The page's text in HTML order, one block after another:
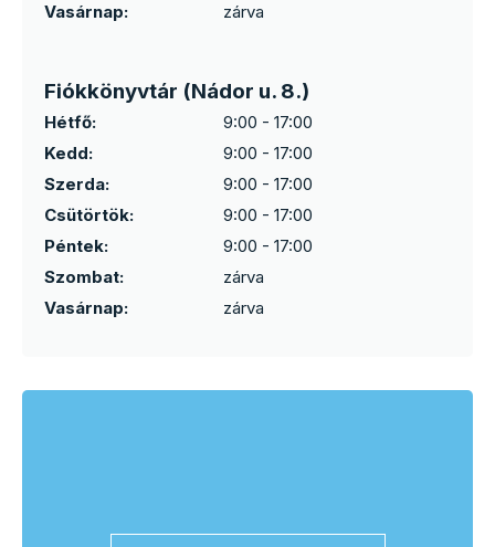
Vasárnap:
zárva
Fiókkönyvtár (Nádor u. 8.)
Hétfő:
9:00 - 17:00
Kedd:
9:00 - 17:00
Szerda:
9:00 - 17:00
Csütörtök:
9:00 - 17:00
Péntek:
9:00 - 17:00
Szombat:
zárva
Vasárnap:
zárva